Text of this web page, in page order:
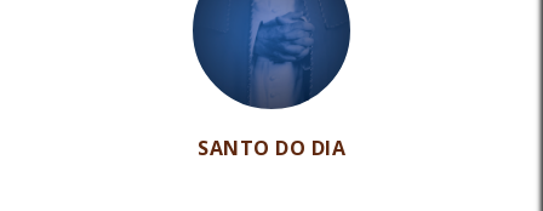
SANTO DO DIA